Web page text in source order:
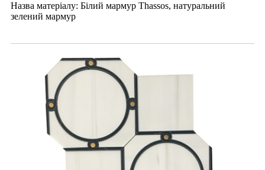
Назва матеріалу: Білий мармур Thassos, натуральний
зелений мармур